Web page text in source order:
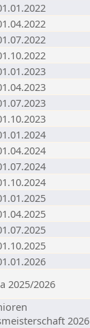
2025/2026
2026